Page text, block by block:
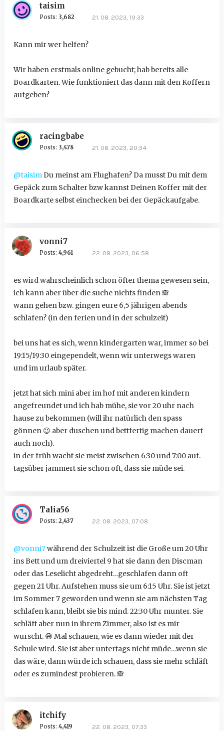
taisim
Posts: 3,682 21. 08. 2023, 19:33
Kann mir wer helfen?
Wir haben erstmals online gebucht; hab bereits alle
Boardkarten. Wie funktioniert das dann mit den Koffern
aufgeben?
racingbabe
Posts: 3,478 21. 08. 2023, 20:34
@taisimDu meinst am Flughafen? Da musst Du mit dem
Gepäck zum Schalter bzw kannst Deinen Koffer mit der
Boardkarte selbst einchecken bei der Gepäckaufgabe.
vonni7
Posts: 4,961 22. 08. 2023, 06:58
es wird wahrscheinlich schon öfter thema gewesen sein,
ich kann aber über die suche nichts finden🙈
wann gehen bzw. gingen eure 6,5 jährigen abends
schlafen? (in den ferien und in der schulzeit)
bei uns hat es sich, wenn kindergarten war, immer so bei
19:15/19:30 eingependelt, wenn wir unterwegs waren
und im urlaub später.
jetzt hat sich mini aber im hof mit anderen kindern
angefreundet und ich hab mühe, sie vor 20 uhr nach
hause zu bekommen (will ihr natürlich den spass
gönnen 😉 aber duschen und bettfertig machen dauert
auch noch).
in der früh wacht sie meist zwischen 6:30 und 7:00 auf.
tagsüber jammert sie schon oft, dass sie müde sei.
Talia56
Posts: 2,437 22. 08. 2023, 07:08
@vonni7während der Schulzeit ist die Große um 20 Uhr
ins Bett und um dreiviertel 9 hat sie dann den Discman
oder das Leselicht abgedreht…geschlafen dann oft
gegen 21 Uhr. Aufstehen muss sie um 6:15 Uhr. Sie ist jetzt
im Sommer 7 geworden und wenn sie am nächsten Tag
schlafen kann, bleibt sie bis mind. 22:30 Uhr munter. Sie
schläft aber nun in ihrem Zimmer, also ist es mir
wurscht. 😅 Mal schauen, wie es dann wieder mit der
Schule wird. Sie ist aber untertags nicht müde…wenn sie
das wäre, dann würde ich schauen, dass sie mehr schläft
oder es zumindest probieren.🙈
itchify
Posts: 4,419 22. 08. 2023, 07:33